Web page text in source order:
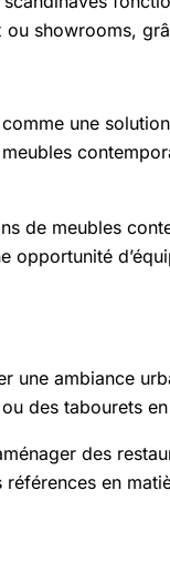
showrooms,
comme une
de meubles
ambiance
des tabourets
des
références en